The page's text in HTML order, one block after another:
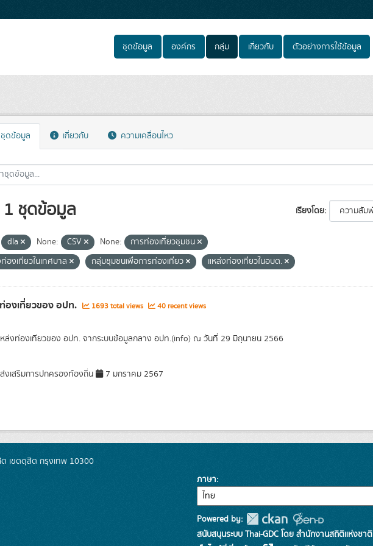
ชุดข้อมูล องค์กร กลุ่ม เกี่ยวกับ ตัวอย่างการใช้ข้อมูล
ชุดข้อมูล เกี่ยวกับ ความเคลื่อนไหว
เรียงโดย
ชุดข้อมูล
dla None: CSV None:
การท่องเที่ยวชุมชน
องเที่ยวในเทศบาล
กลุ่มชุมชนเพื่อการท่องเที่ยว แหล่งท่องเที่ยวในอบต.
องเที่ยวของ อปท. 1693 total views 40 recent views
ล่งท่องเทียวของ อปท. จากระบบข้อมูลกลาง อปท.(info) ณ วันที่ 29 มิถุนายน 2566
งเสริมการปกครองท้องถิ่น 7 มกราคม 2567
เขตดุสิต กรุงเทพ 10300
ภาษา
Powered by:
สนับสนุนระบบ Thai-GDC โดย สำนักงานสถิติแห่งชาติ